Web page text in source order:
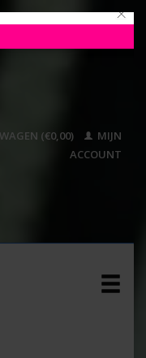
×
(€0,00)
MIJN
ACCOUNT